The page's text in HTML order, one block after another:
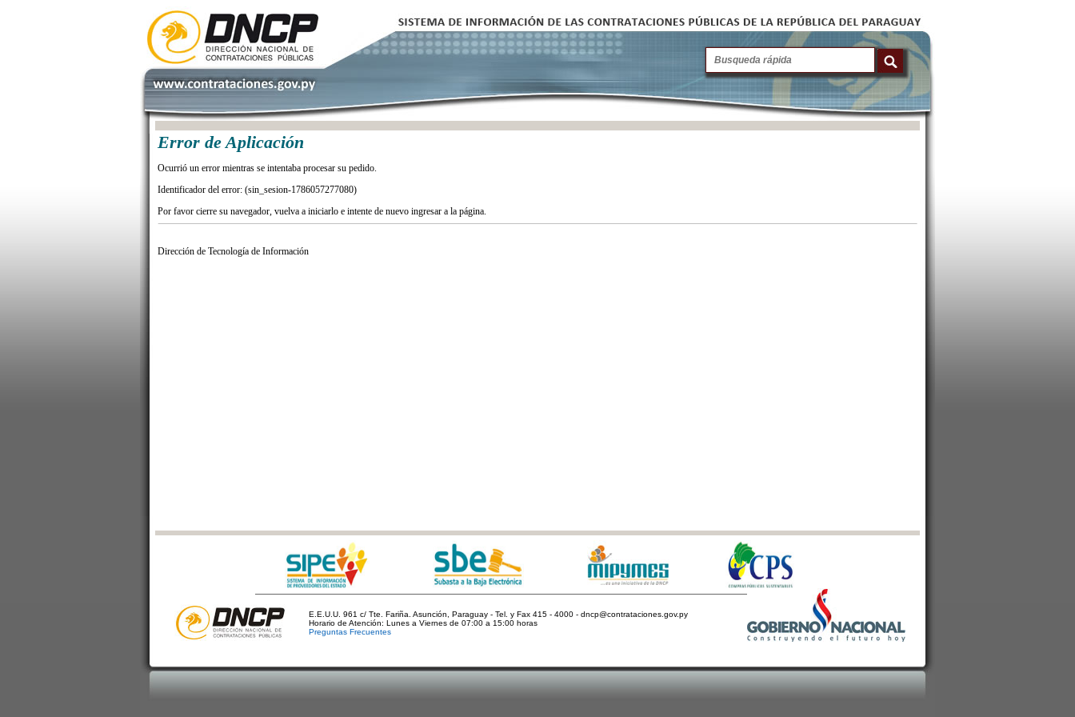
Error de Aplicación
Ocurrió un error mientras se intentaba procesar su pedido.
Identificador del error: (sin_sesion-1786057277080)
Por favor cierre su navegador, vuelva a iniciarlo e intente de nuevo ingresar a la página.
Dirección de Tecnología de Información
E.E.U.U. 961 c/ Tte. Fariña. Asunción, Paraguay - Tel. y Fax 415 - 4000 - dncp@contrataciones.gov.py
Horario de Atención: Lunes a Viernes de 07:00 a 15:00 horas
Preguntas Frecuentes